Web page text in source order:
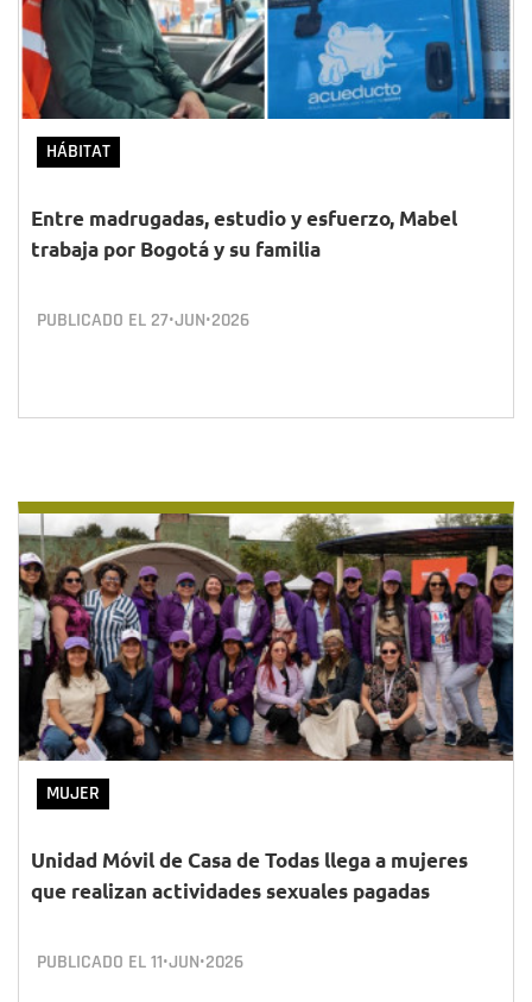
HÁBITAT
Entre madrugadas, estudio y esfuerzo, Mabel
trabaja por Bogotá y su familia
PUBLICADO EL 27•JUN•2026
MUJER
Unidad Móvil de Casa de Todas llega a mujeres
que realizan actividades sexuales pagadas
PUBLICADO EL11•JUN•2026